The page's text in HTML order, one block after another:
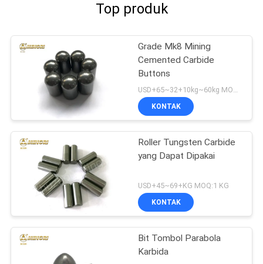
Top produk
Grade Mk8 Mining
Cemented Carbide
Buttons
KONTAK
Roller Tungsten Carbide
yang Dapat Dipakai
USD+45~69+KG MOQ:1 KG
KONTAK
Bit Tombol Parabola
Karbida